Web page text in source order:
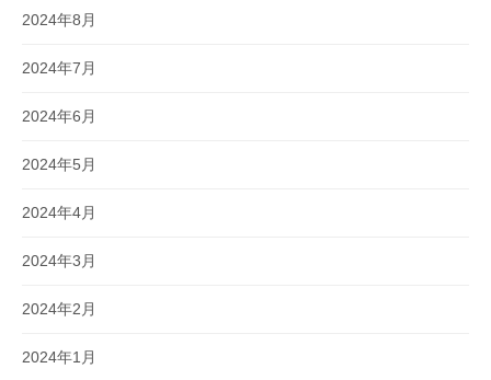
2024年8月
2024年7月
2024年6月
2024年5月
2024年4月
2024年3月
2024年2月
2024年1月